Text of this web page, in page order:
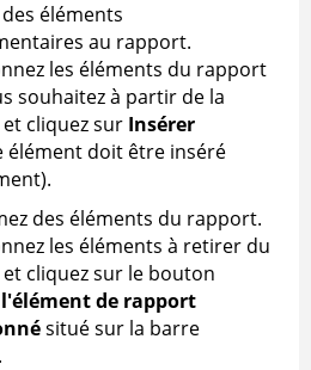
éléments
au rapport.
les éléments du rapport
souhaitez à partir de la
et cliquez sur Insérer
élément doit être inséré
des éléments du rapport.
les éléments à retirer du
cliquez sur le bouton
de rapport
situé sur la barre